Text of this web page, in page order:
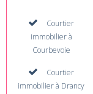
Courtier
immobilier à
Courbevoie
Courtier
immobilier à Drancy